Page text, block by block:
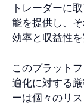
トレーダーに
能を提供し、
効率と収益性を
このプラット
適化に対する
ーは個々のリ